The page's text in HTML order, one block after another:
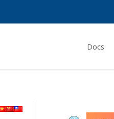
Docs